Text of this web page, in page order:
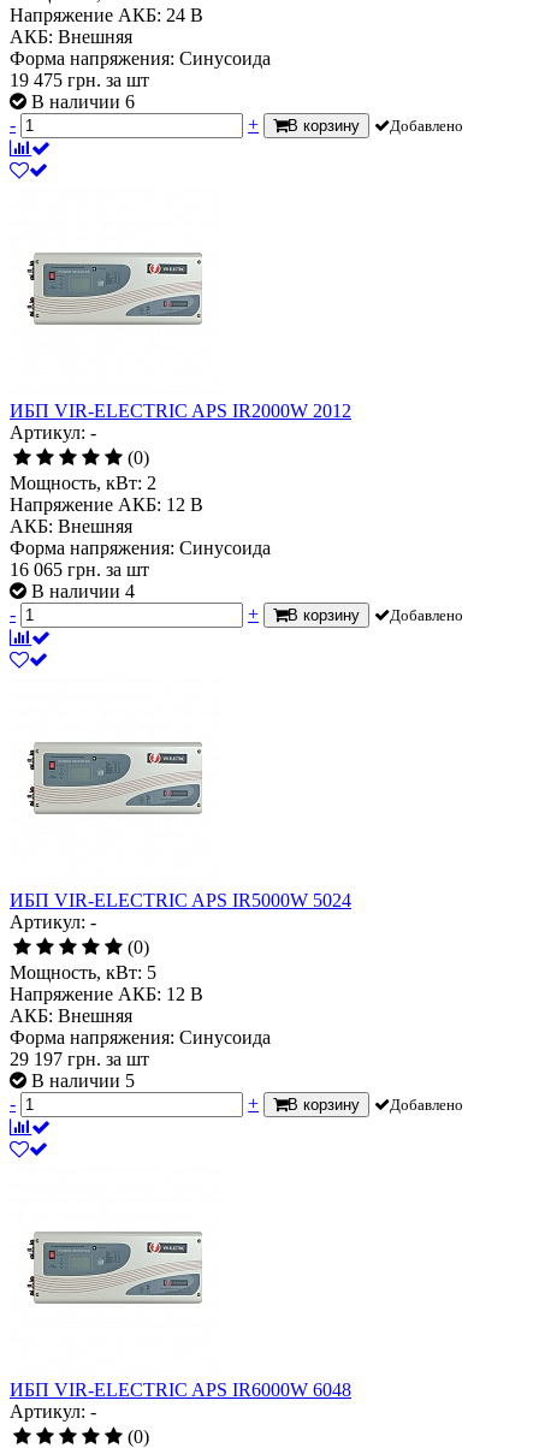
Напряжение АКБ: 24 В
АКБ: Внешняя
Форма напряжения: Синусоида
19 475 грн. за шт
В наличии 6
-
+ В корзину Добавлено
ИБП VIR-ELECTRIC APS IR2000W 2012
Артикул: -
(0)
Мощность, кВт: 2
Напряжение АКБ: 12 В
АКБ: Внешняя
Форма напряжения: Синусоида
16 065 грн. за шт
В наличии 4
-
+ В корзину Добавлено
ИБП VIR-ELECTRIC APS IR5000W 5024
Артикул: -
(0)
Мощность, кВт: 5
Напряжение АКБ: 12 В
АКБ: Внешняя
Форма напряжения: Синусоида
29 197 грн. за шт
В наличии 5
-
+ В корзину Добавлено
ИБП VIR-ELECTRIC APS IR6000W 6048
Артикул: -
(0)